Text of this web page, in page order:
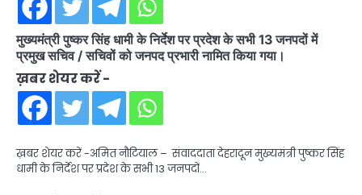
मुख्यमंत्री पुष्कर सिंह धामी के निर्देश पर प्रदेश के सभी 13 जनपदों में
प्रमुख सचिव / सचिवों को जनपद प्रभारी नामित किया गया।
ख़बर शेयर करें -
ख़बर शेयर करें -अमित नौटियाल – संवाददाता देहरादून मुख्यमंत्री पुष्कर सिंह
धामी के निर्देश पर प्रदेश के सभी 13 जनपदों…